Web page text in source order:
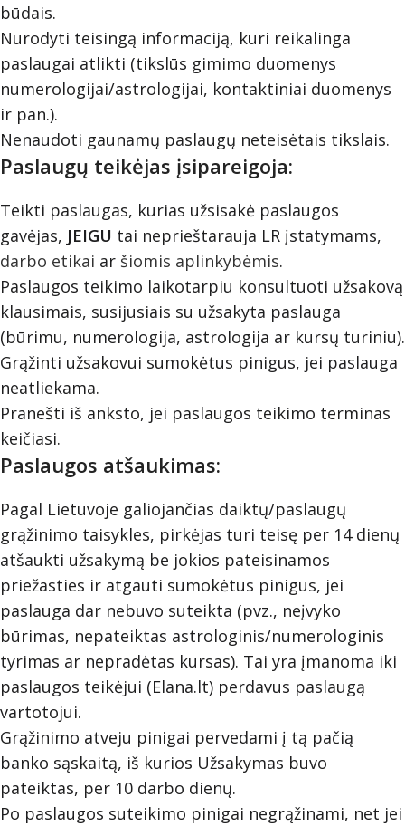
būdais.
Nurodyti teisingą informaciją, kuri reikalinga
paslaugai atlikti (tikslūs gimimo duomenys
numerologijai/astrologijai, kontaktiniai duomenys
ir pan.).
Nenaudoti gaunamų paslaugų neteisėtais tikslais.
Paslaugų teikėjas įsipareigoja:
Teikti paslaugas, kurias užsisakė paslaugos
gavėjas, JEIGU tai neprieštarauja LR įstatymams,
darbo etikai ar šiomis aplinkybėmis.
Paslaugos teikimo laikotarpiu konsultuoti užsakovą
klausimais, susijusiais su užsakyta paslauga
(būrimu, numerologija, astrologija ar kursų turiniu).
Grąžinti užsakovui sumokėtus pinigus, jei paslauga
neatliekama.
Pranešti iš anksto, jei paslaugos teikimo terminas
keičiasi.
Paslaugos atšaukimas:
Pagal Lietuvoje galiojančias daiktų/paslaugų
grąžinimo taisykles, pirkėjas turi teisę per 14 dienų
atšaukti užsakymą be jokios pateisinamos
priežasties ir atgauti sumokėtus pinigus, jei
paslauga dar nebuvo suteikta (pvz., neįvyko
būrimas, nepateiktas astrologinis/numerologinis
tyrimas ar nepradėtas kursas). Tai yra įmanoma iki
paslaugos teikėjui (Elana.lt) perdavus paslaugą
vartotojui.
Grąžinimo atveju pinigai pervedami į tą pačią
banko sąskaitą, iš kurios Užsakymas buvo
pateiktas, per 10 darbo dienų.
Po paslaugos suteikimo pinigai negrąžinami, net jei